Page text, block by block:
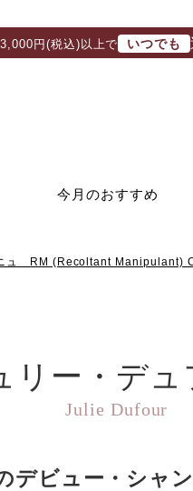
円(税込)以上で いつでも
今月のおすすめ
ュ RM (Recoltant Manipulant)
リー・デュ
Julie Dufour
ビュー・シャ